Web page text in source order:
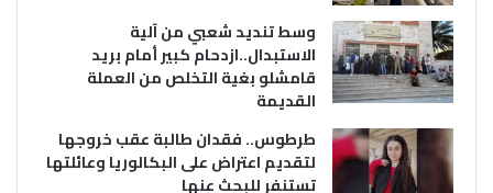
وسط تنديد شعبي من آلية
الاستبدال..ازدحام كبير أمام بريد
قامشلو بغية التخلص من العملة
القديمة
طرطوس.. فقدان طالبة عقب خروجها
لتقديم اعتراض على البكالوريا وعائلتها
تستنفر للبحث عنها